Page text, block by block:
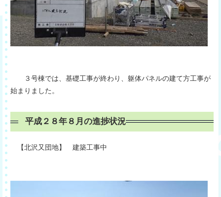
３号棟では、基礎工事が終わり、躯体パネルの建て方工事が
始まりました。
平成２８年８月の進捗状況
【北沢又団地】 建築工事中